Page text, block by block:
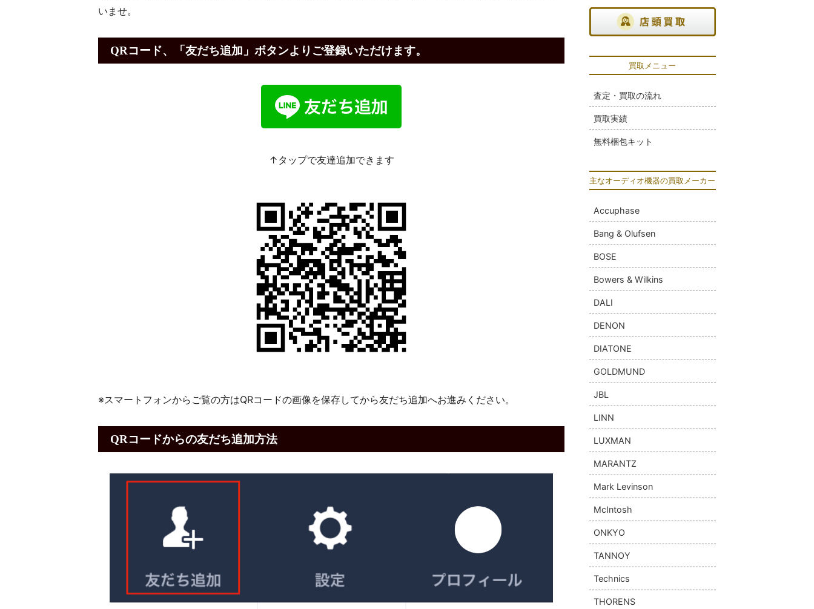
いませ。
QRコード、「友だち追加」ボタンよりご登録いただけます。
↑タップで友達追加できます
※スマートフォンからご覧の方はQRコードの画像を保存してから友だち追加へお進みください。
QRコードからの友だち追加方法
買取メニュー
査定・買取の流れ
買取実績
無料梱包キット
主なオーディオ機器の買取メーカー
Accuphase
Bang & Olufsen
BOSE
Bowers & Wilkins
DALI
DENON
DIATONE
GOLDMUND
JBL
LINN
LUXMAN
MARANTZ
Mark Levinson
McIntosh
ONKYO
TANNOY
Technics
THORENS